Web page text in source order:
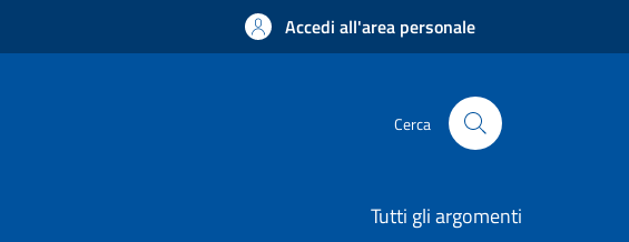
Accedi all'area personale
Cerca
Tutti gli argomenti